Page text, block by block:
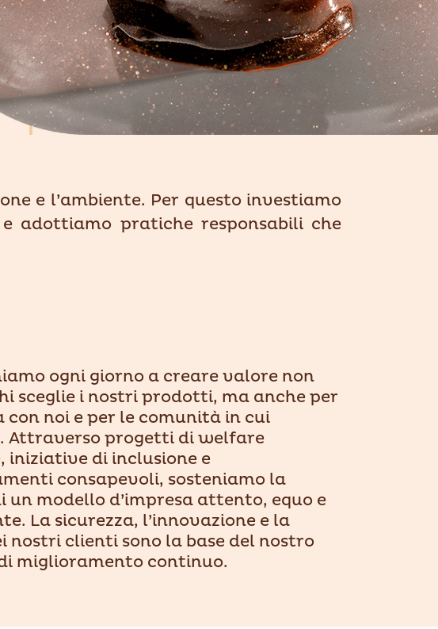
e l’ambiente. Per questo investiamo
adottiamo pratiche responsabili che
ogni giorno a creare valore non
sceglie i nostri prodotti, ma anche per
con noi e per le comunità in cui
Attraverso progetti di welfare
iniziative di inclusione e
consapevoli, sosteniamo la
un modello d’impresa attento, equo e
La sicurezza, l’innovazione e la
nostri clienti sono la base del nostro
miglioramento continuo.